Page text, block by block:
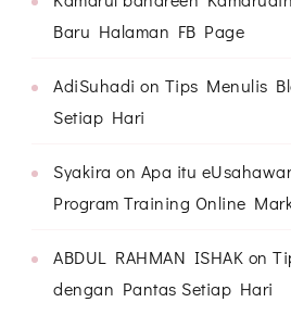
Baru Halaman FB Page
AdiSuhadi on Tips Menulis
Setiap Hari
Syakira on Apa itu
Program Training Online
ABDUL RAHMAN ISHAK on
dengan Pantas Setiap Hari